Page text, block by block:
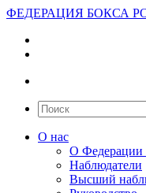
ФЕДЕРАЦИЯ БОКСА
О нас
О Федерации
Наблюдатели
Высший